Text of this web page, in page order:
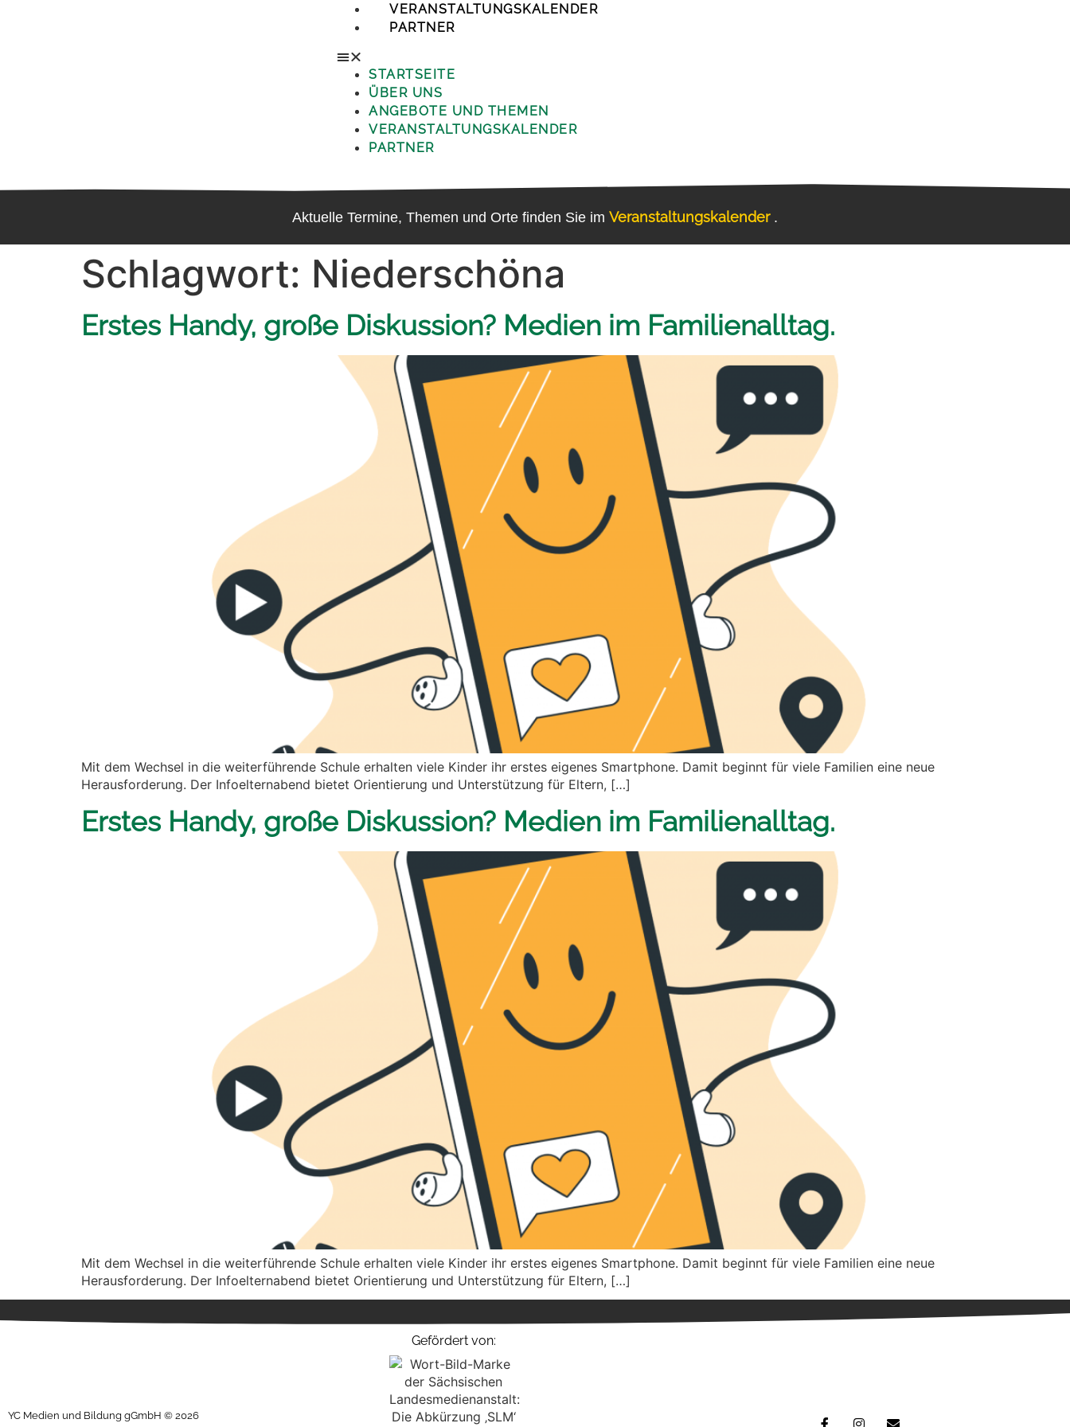
VERANSTALTUNGSKALENDER
PARTNER
STARTSEITE
ÜBER UNS
ANGEBOTE UND THEMEN
VERANSTALTUNGSKALENDER
PARTNER
Aktuelle Termine, Themen und Orte finden Sie im Veranstaltungskalender .
Schlagwort: Niederschöna
Erstes Handy, große Diskussion? Medien im Familienalltag.
Mit dem Wechsel in die weiterführende Schule erhalten viele Kinder ihr erstes eigenes Smartphone. Damit beginnt für viele Familien eine neue
Herausforderung. Der Infoelternabend bietet Orientierung und Unterstützung für Eltern, […]
Erstes Handy, große Diskussion? Medien im Familienalltag.
Mit dem Wechsel in die weiterführende Schule erhalten viele Kinder ihr erstes eigenes Smartphone. Damit beginnt für viele Familien eine neue
Herausforderung. Der Infoelternabend bietet Orientierung und Unterstützung für Eltern, […]
YC Medien und Bildung gGmbH © 2026
Gefördert von: